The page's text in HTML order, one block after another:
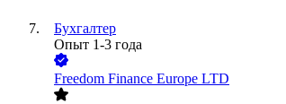
Бухгалтер
Опыт 1-3 года
Freedom Finance Europe LTD